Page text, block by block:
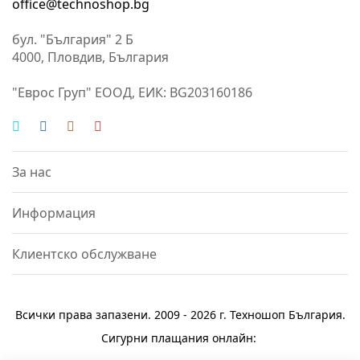
office@technoshop.bg
бул. "България" 2 Б
4000, Пловдив, България
"Еврос Груп" ЕООД, ЕИК: BG203160186
За нас
Информация
Клиентско обслужване
Всички права запазени. 2009 - 2026 г. Техношоп България.
Сигурни плащания онлайн: